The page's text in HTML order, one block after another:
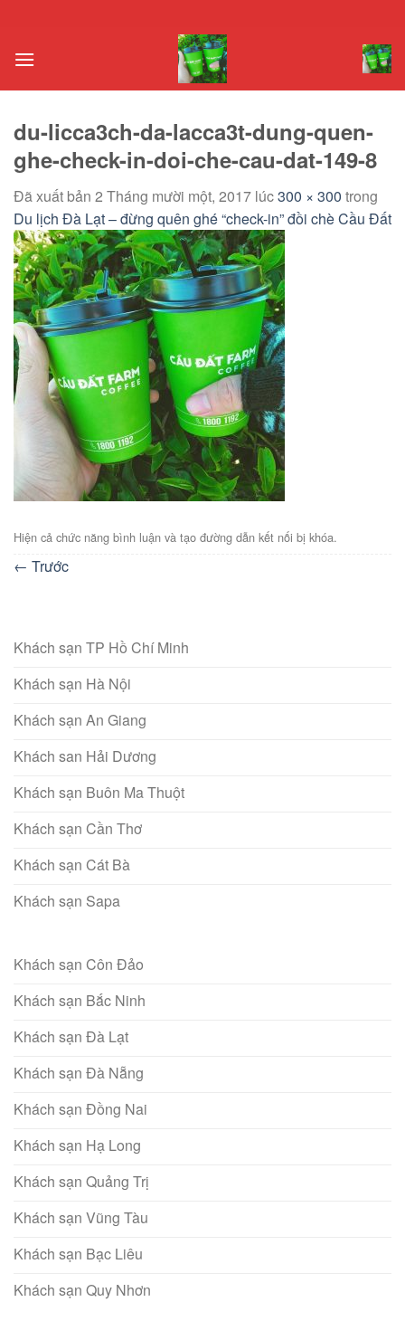
nội
du-licca3ch-da-lacca3t-dung-quen-
ghe-check-in-doi-che-cau-dat-149-8
Đã xuất bản 2 Tháng mười một, 2017 lúc300 × 300 trong
Du lịch Đà Lạt – đừng quên ghé “check-in” đồi chè Cầu Đất
Hiện cả chức năng bình luận và tạo đường dẫn kết nối bị khóa.
← Trước
Khách sạn TP Hồ Chí Minh
Khách sạn Hà Nội
Khách sạn An Giang
Khách san Hải Dương
Khách sạn Buôn Ma Thuột
Khách sạn Cần Thơ
Khách sạn Cát Bà
Khách sạn Sapa
Khách sạn Côn Đảo
Khách sạn Bắc Ninh
Khách sạn Đà Lạt
Khách sạn Đà Nẵng
Khách sạn Đồng Nai
Khách sạn Hạ Long
Khách sạn Quảng Trị
Khách sạn Vũng Tàu
Khách sạn Bạc Liêu
Khách sạn Quy Nhơn